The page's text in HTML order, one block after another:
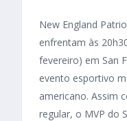
New England
enfrentam às
fevereiro) em San
evento esportivo
americano. Assim
regular, o MVP do